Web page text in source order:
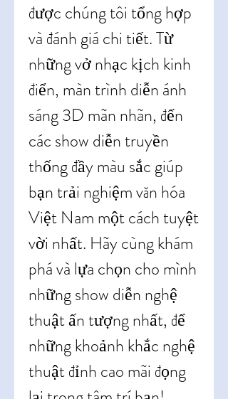
được chúng tôi tổng hợp
và đánh giá chi tiết. Từ
những vở nhạc kịch kinh
điển, màn trình diễn ánh
sáng 3D mãn nhãn, đến
các show diễn truyền
thống đầy màu sắc giúp
bạn trải nghiệm văn hóa
Việt Nam một cách tuyệt
vời nhất. Hãy cùng khám
phá và lựa chọn cho mình
những show diễn nghệ
thuật ấn tượng nhất, để
những khoảnh khắc nghệ
thuật đỉnh cao mãi đọng